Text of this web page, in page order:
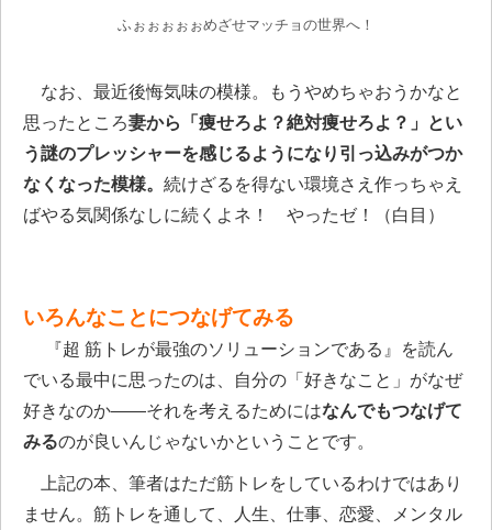
ふぉぉぉぉぉめざせマッチョの世界へ！
なお、最近後悔気味の模様。もうやめちゃおうかなと
思ったところ妻から「痩せろよ？絶対痩せろよ？」とい
う謎のプレッシャーを感じるようになり引っ込みがつか
なくなった模様。 続けざるを得ない環境さえ作っちゃえ
ばやる気関係なしに続くよネ！ やったゼ！（白目）
いろんなことにつなげてみる
『超 筋トレが最強のソリューションである』を読ん
でいる最中に思ったのは、自分の「好きなこと」がなぜ
好きなのか――それを考えるためにはなんでもつなげて
みるのが良いんじゃないかということです。
上記の本、筆者はただ筋トレをしているわけではあり
ません。筋トレを通して、人生、仕事、恋愛、メンタル